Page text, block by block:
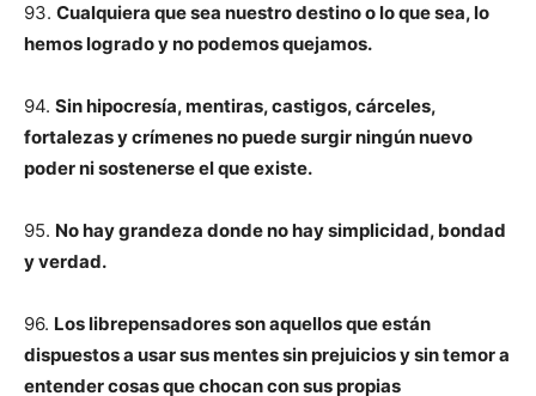
93. Cualquiera que sea nuestro destino o lo que sea, lo
hemos logrado y no podemos quejamos.
94. Sin hipocresía, mentiras, castigos, cárceles,
fortalezas y crímenes no puede surgir ningún nuevo
poder ni sostenerse el que existe.
95. No hay grandeza donde no hay simplicidad, bondad
y verdad.
96. Los librepensadores son aquellos que están
dispuestos a usar sus mentes sin prejuicios y sin temor a
entender cosas que chocan con sus propias